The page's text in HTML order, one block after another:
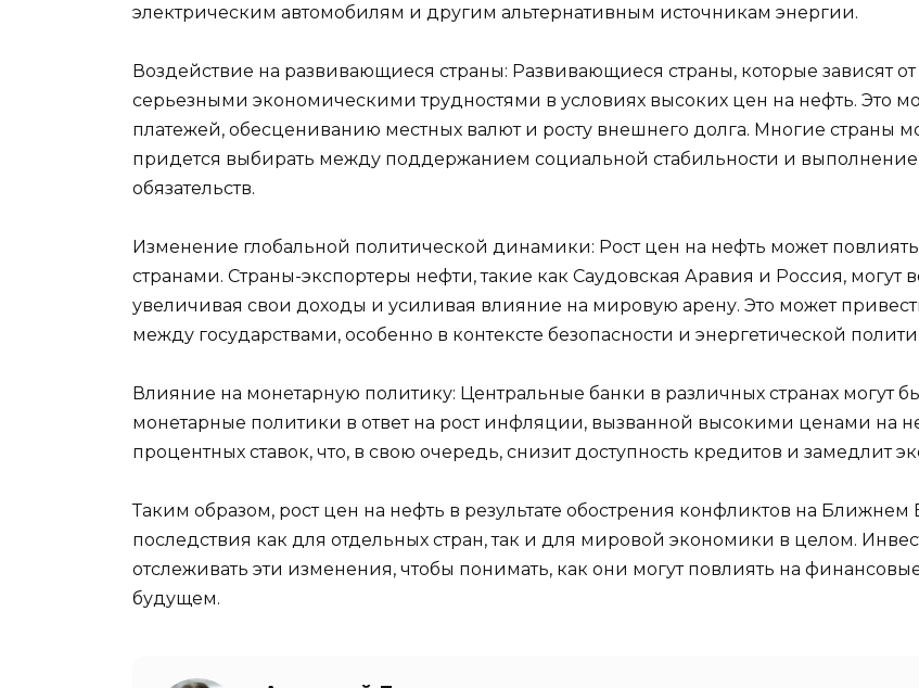
электрическим автомобилям и другим альтернативным источникам энергии.
Воздействие на развивающиеся страны: Развивающиеся страны, которые зависят от
серьезными экономическими трудностями в условиях высоких цен на нефть. Это
платежей, обесцениванию местных валют и росту внешнего долга. Многие страны
придется выбирать между поддержанием социальной стабильности и
обязательств.
Изменение глобальной политической динамики: Рост цен на нефть может
странами. Страны-экспортеры нефти, такие как Саудовская Аравия и Россия,
увеличивая свои доходы и усиливая влияние на мировую арену. Это может
между государствами, особенно в контексте безопасности и энергетической
Влияние на монетарную политику: Центральные банки в различных странах могут
монетарные политики в ответ на рост инфляции, вызванной высокими ценами на
процентных ставок, что, в свою очередь, снизит доступность кредитов и замедлит
Таким образом, рост цен на нефть в результате обострения конфликтов на
последствия как для отдельных стран, так и для мировой экономики в целом.
отслеживать эти изменения, чтобы понимать, как они могут повлиять на
будущем.